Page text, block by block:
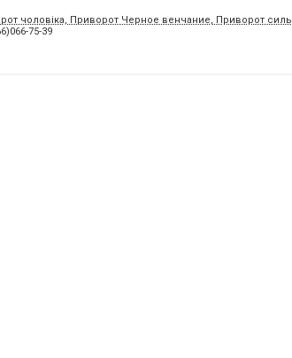
кладбищенский приворот
чоловіка, Приворот Черное венчание, Приворот
75-39